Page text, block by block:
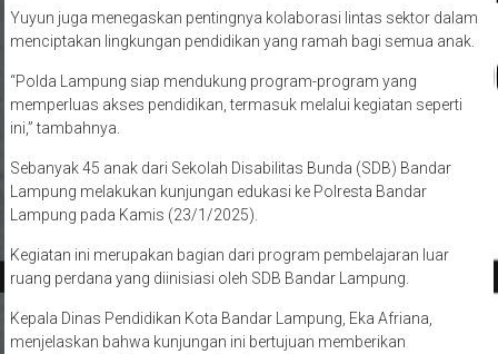
Yuyun juga menegaskan pentingnya kolaborasi lintas sektor dalam
menciptakan lingkungan pendidikan yang ramah bagi semua anak.
“Polda Lampung siap mendukung program-program yang
memperluas akses pendidikan, termasuk melalui kegiatan seperti
ini,” tambahnya.
Sebanyak 45 anak dari Sekolah Disabilitas Bunda (SDB) Bandar
Lampung melakukan kunjungan edukasi ke Polresta Bandar
Lampung pada Kamis (23/1/2025).
Kegiatan ini merupakan bagian dari program pembelajaran luar
ruang perdana yang diinisiasi oleh SDB Bandar Lampung.
Kepala Dinas Pendidikan Kota Bandar Lampung, Eka Afriana,
menjelaskan bahwa kunjungan ini bertujuan memberikan